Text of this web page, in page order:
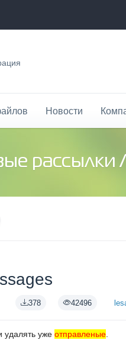
Новости
рассылки
378 42496
удалять уже отправленые